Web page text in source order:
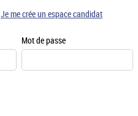
Mot de passe
Je me crée un espace candidat